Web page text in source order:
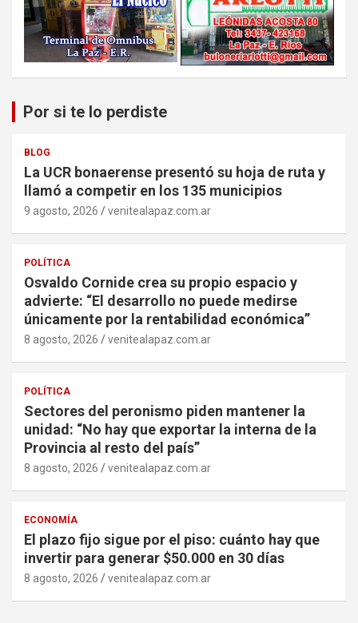
Por si te lo perdiste
BLOG
La UCR bonaerense presentó su hoja de ruta y
llamó a competir en los 135 municipios
9 agosto, 2026 venitealapaz.com.ar
POLÍTICA
Osvaldo Cornide crea su propio espacio y
advierte: “El desarrollo no puede medirse
únicamente por la rentabilidad económica”
8 agosto, 2026 venitealapaz.com.ar
POLÍTICA
Sectores del peronismo piden mantener la
unidad: “No hay que exportar la interna de la
Provincia al resto del país”
8 agosto, 2026 venitealapaz.com.ar
ECONOMÍA
El plazo fijo sigue por el piso: cuánto hay que
invertir para generar $50.000 en 30 días
8 agosto, 2026 venitealapaz.com.ar